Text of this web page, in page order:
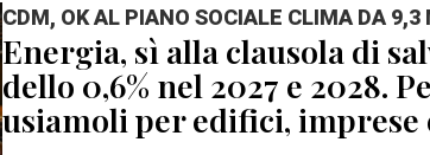
CDM, OK AL PIANO SOCIALE CLIMA DA 9,3
Energia, sì alla clausola di
dello 0,6% nel 2027 e 2028.
usiamoli per edifici,